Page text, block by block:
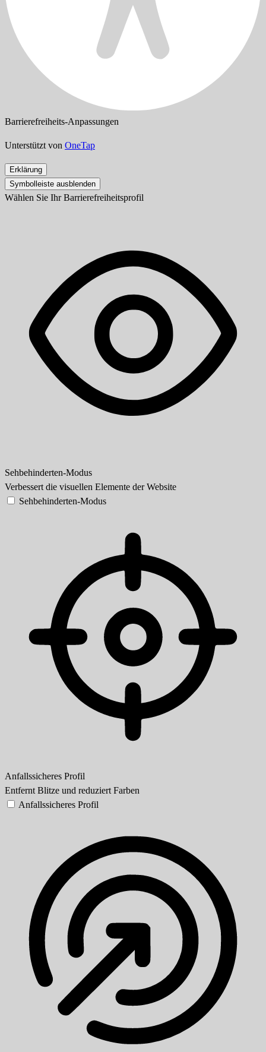
Barrierefreiheits-Anpassungen
Unterstützt von OneTap
Erklärung
Symbolleiste ausblenden
Wählen Sie Ihr Barrierefreiheitsprofil
Sehbehinderten-Modus
Verbessert die visuellen Elemente der Website
Sehbehinderten-Modus
Anfallssicheres Profil
Entfernt Blitze und reduziert Farben
Anfallssicheres Profil